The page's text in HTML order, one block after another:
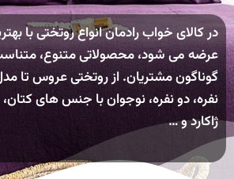
در کالای خواب رادمان انواع روتختی با
عرضه می شود، محصولاتی متنوع،
گوناگون مشتریان. از روتختی عروس تا
نفره، دو نفره، نوجوان با جنس های
ژاکارد و …